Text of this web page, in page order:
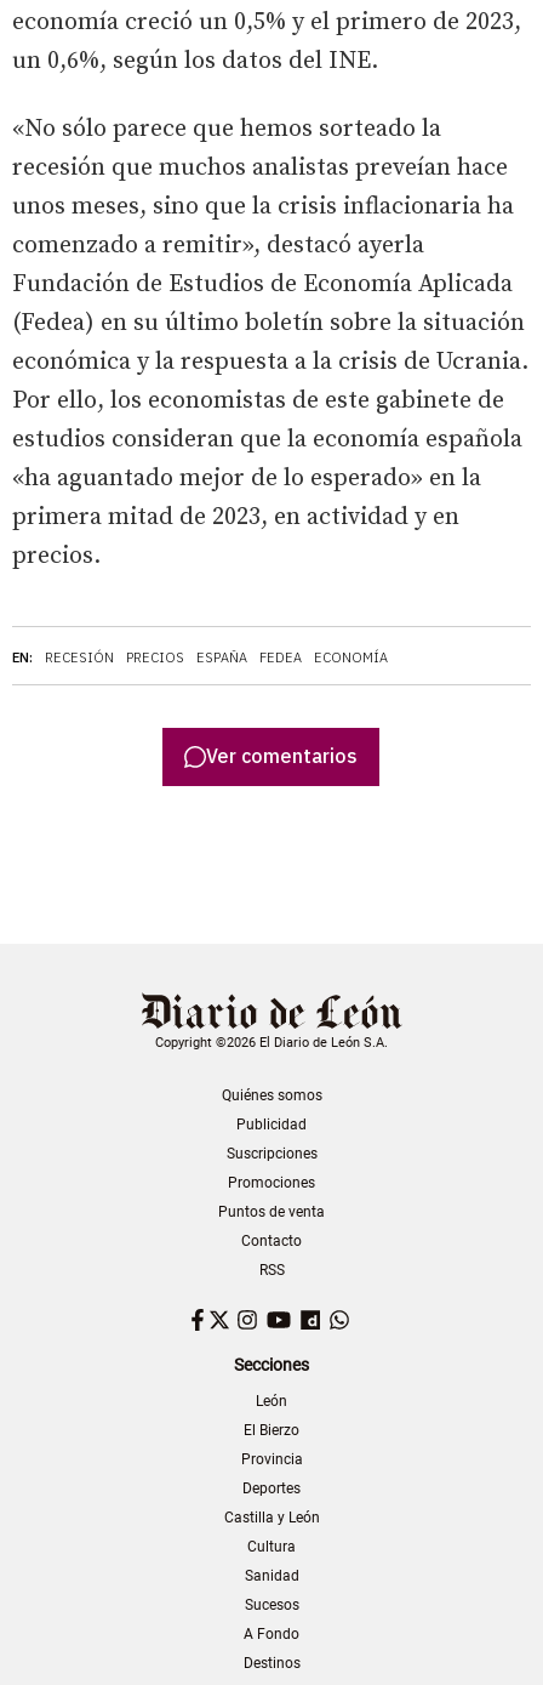
EN: RECESIÓN PRECIOS ESPAÑA FEDEA ECONOMÍA
economía creció un 0,5% y el primero de 2023,
un 0,6%, según los datos del INE.
«No sólo parece que hemos sorteado la
recesión que muchos analistas preveían hace
unos meses, sino que la crisis inflacionaria ha
comenzado a remitir», destacó ayerla
Fundación de Estudios de Economía Aplicada
(Fedea) en su último boletín sobre la situación
económica y la respuesta a la crisis de Ucrania.
Por ello, los economistas de este gabinete de
estudios consideran que la economía española
«ha aguantado mejor de lo esperado» en la
primera mitad de 2023, en actividad y en
precios.
Ver comentarios
Copyright ©2026 El Diario de León S.A.
Quiénes somos
Publicidad
Suscripciones
Promociones
Puntos de venta
Contacto
RSS
Facebook
TwitterInstagram
YouTubeDailymotion
Secciones
León
El Bierzo
Provincia
Deportes
Castilla y León
Cultura
Sanidad
Sucesos
A Fondo
Destinos